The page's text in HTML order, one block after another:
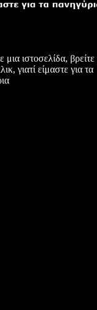
ιστοσελίδα, βρείτε
γιατί είμαστε για τα